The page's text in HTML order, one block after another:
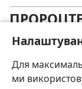
Для
ми
«Вони дали
Захарія 11:12,